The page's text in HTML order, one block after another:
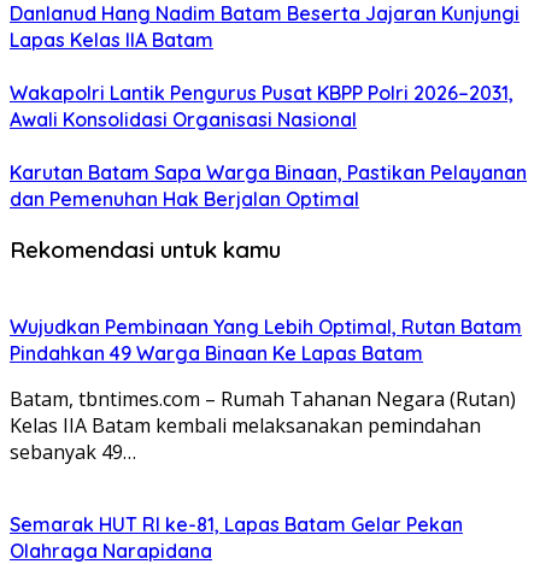
Danlanud Hang Nadim Batam Beserta Jajaran Kunjungi
Lapas Kelas IIA Batam
Wakapolri Lantik Pengurus Pusat KBPP Polri 2026–2031,
Awali Konsolidasi Organisasi Nasional
Karutan Batam Sapa Warga Binaan, Pastikan Pelayanan
dan Pemenuhan Hak Berjalan Optimal
Rekomendasi untuk kamu
Wujudkan Pembinaan Yang Lebih Optimal, Rutan Batam
Pindahkan 49 Warga Binaan Ke Lapas Batam
Batam, tbntimes.com – Rumah Tahanan Negara (Rutan)
Kelas IIA Batam kembali melaksanakan pemindahan
sebanyak 49…
Semarak HUT RI ke-81, Lapas Batam Gelar Pekan
Olahraga Narapidana